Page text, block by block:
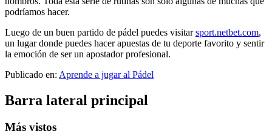
podríamos hacer.
Luego de un buen partido de pádel puedes visitarsport.netbet.com,
un lugar donde puedes hacer apuestas de tu deporte favorito y sentir
la emoción de ser un apostador profesional.
Publicado en: Aprende a jugar al Pádel
Barra lateral principal
Más vistos